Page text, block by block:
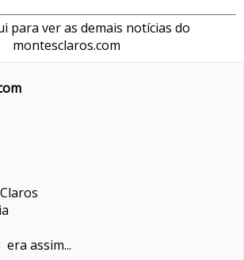
para ver as demais notícias do
montesclaros.com
assim...